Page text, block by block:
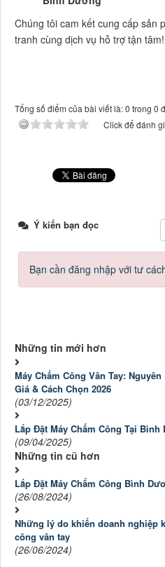
Chúng tôi cam kết cung cấp sản
tranh cùng dịch vụ hỗ trợ tận tâm!
Tổng số điểm của bài viết là: 0 trong 0
Click để đánh
Ý kiến bạn đọc
Bạn cần đăng nhập với tư
Những tin mới hơn
Máy Chấm Công Vân Tay:
Giá & Cách Chọn 2026
(03/12/2025)
Lắp Đặt Máy Chấm Công Tại
(09/04/2025)
Những tin cũ hơn
Lắp Đặt Máy Chấm Công Bình
(26/08/2024)
Những lý do khiến doanh nghiệp
công vân tay
(26/06/2024)